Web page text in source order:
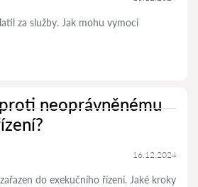
za služby. Jak mohu vymoci
neoprávněnému
16.12.2024
do exekučního řízení. Jaké kroky